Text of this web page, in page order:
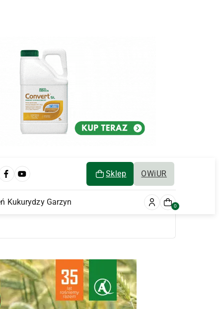
Sklep OWiUR
Kukurydzy Garzyn 0